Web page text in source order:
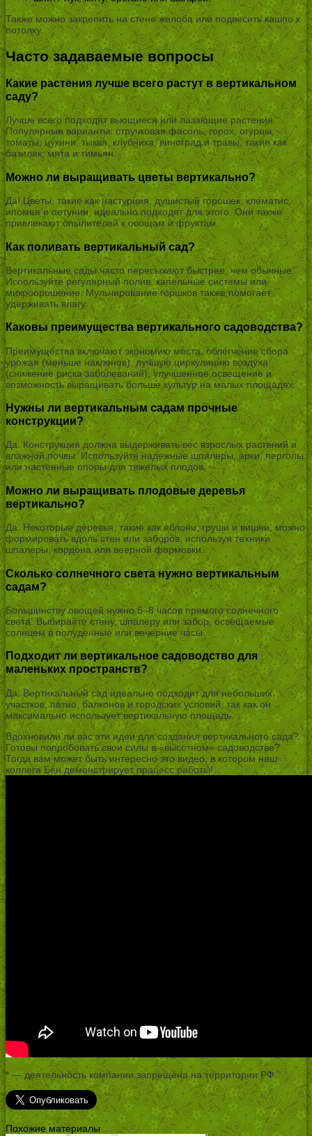
Также можно закрепить на стене желоба или подвесить кашпо к
потолку.
Часто задаваемые вопросы
Какие растения лучше всего растут в вертикальном
саду?
Лучше всего подходят вьющиеся или лазающие растения.
Популярные варианты: стручковая фасоль, горох, огурцы,
томаты, цукини, тыква, клубника, виноград и травы, такие как
базилик, мята и тимьян.
Можно ли выращивать цветы вертикально?
Да! Цветы, такие как настурция, душистый горошек, клематис,
ипомея и петунии, идеально подходят для этого. Они также
привлекают опылителей к овощам и фруктам.
Как поливать вертикальный сад?
Вертикальные сады часто пересыхают быстрее, чем обычные.
Используйте регулярный полив, капельные системы или
микроорошение. Мульчирование горшков также помогает
удерживать влагу.
Каковы преимущества вертикального садоводства?
Преимущества включают экономию места, облегчение сбора
урожая (меньше наклонов), лучшую циркуляцию воздуха
(снижение риска заболеваний), улучшенное освещение и
возможность выращивать больше культур на малых площадях.
Нужны ли вертикальным садам прочные
конструкции?
Да. Конструкция должна выдерживать вес взрослых растений и
влажной почвы. Используйте надежные шпалеры, арки, перголы
или настенные опоры для тяжелых плодов.
Можно ли выращивать плодовые деревья
вертикально?
Да. Некоторые деревья, такие как яблони, груши и вишни, можно
формировать вдоль стен или заборов, используя техники
шпалеры, кордона или веерной формовки.
Сколько солнечного света нужно вертикальным
садам?
Большинству овощей нужно 6–8 часов прямого солнечного
света. Выбирайте стену, шпалеру или забор, освещаемые
солнцем в полуденные или вечерние часы.
Подходит ли вертикальное садоводство для
маленьких пространств?
Да. Вертикальный сад идеально подходит для небольших
участков, патио, балконов и городских условий, так как он
максимально использует вертикальную площадь.
Вдохновили ли вас эти идеи для создания вертикального сада?
Готовы попробовать свои силы в «высотном» садоводстве?
Тогда вам может быть интересно это видео, в котором наш
коллега Бен демонстрирует процесс работы!
* — деятельность компании запрещена на территории РФ.
Похожие материалы